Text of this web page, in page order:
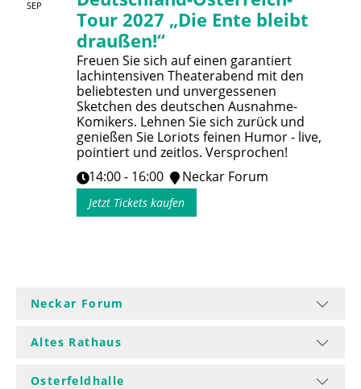
SEP
Tour 2027 „Die Ente bleibt
draußen!“
Freuen Sie sich auf einen garantiert
lachintensiven Theaterabend mit den
beliebtesten und unvergessenen
Sketchen des deutschen Ausnahme-
Komikers. Lehnen Sie sich zurück und
genießen Sie Loriots feinen Humor - live,
pointiert und zeitlos. Versprochen!
14:00 - 16:00
Neckar Forum
Jetzt Tickets kaufen
Neckar Forum
Altes Rathaus
Osterfeldhalle